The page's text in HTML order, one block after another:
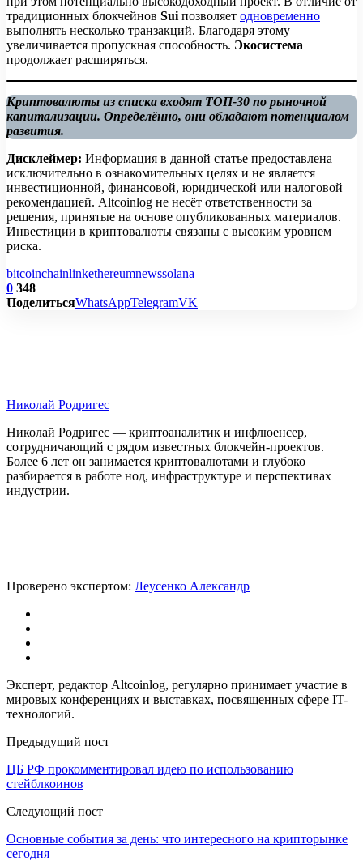
традиционных блокчейнов Sui позволяет одновременно
выполнять несколько транзакций. Благодаря этому
увеличивается пропускная способность. Экосистема
продолжает расширяться.
Криптовалюты из списка входят ТОП-30 по рыночной
капитализации. Определённо, они обладают потенциалом
развития.
Дисклеймер: Информация в данной статье предоставлена
исключительно в ознакомительных целях и не является
инвестиционной, финансовой, юридической или налоговой
рекомендацией. Altcoinlog не несёт ответственности за
решения, принятые на основе опубликованных материалов.
Инвестиции в криптовалюты связаны с высоким уровнем
риска.
bitcoinchainlinkethereumnewssolana
0 348
ПоделитьсяWhatsAppTelegramVK
Николай Родригес
Николай Родригес — криптоаналитик и инфлюенсер,
сотрудничающий с рядом известных блокчейн-проектов.
Более 6 лет он занимается криптовалютами и глубоко
разбирается в работе нод, инфраструктуре и перспективах
индустрии.
Проверено экспертом: Леусенко Александр
Эксперт, редактор Altcoinlog, регулярно принимает участие в
мировых конференциях и выставках, посвященных сфере IT-
технологий.
Предыдущий пост
ЦБ РФ прокомментировал идею по использованию
стейблкоинов
Следующий пост
Основные события за день: что интересного на крипторынке
сегодня